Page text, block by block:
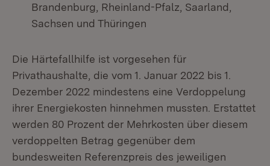
Brandenburg, Rheinland-Pfalz, Saarland,
Sachsen und Thüringen
Die Härtefallhilfe ist vorgesehen für
Privathaushalte, die vom 1. Januar 2022 bis 1.
Dezember 2022 mindestens eine Verdoppelung
ihrer Energiekosten hinnehmen mussten. Erstattet
werden 80 Prozent der Mehrkosten über diesem
verdoppelten Betrag gegenüber dem
bundesweiten Referenzpreis des jeweiligen